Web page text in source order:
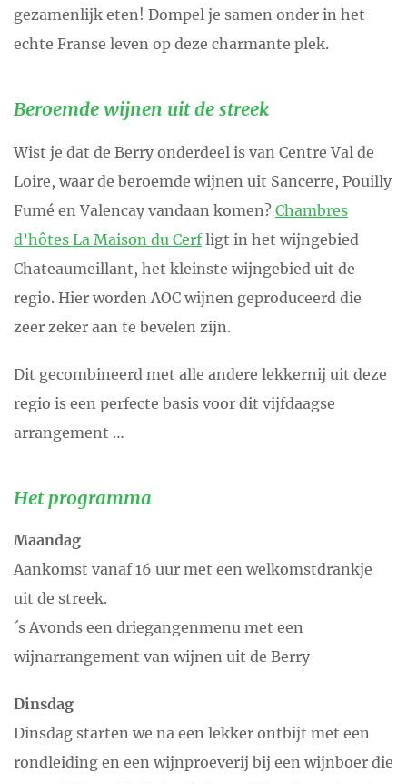
gezamenlijk eten! Dompel je samen onder in het
echte Franse leven op deze charmante plek.
Beroemde wijnen uit de streek
Wist je dat de Berry onderdeel is van Centre Val de
Loire, waar de beroemde wijnen uit Sancerre, Pouilly
Fumé en Valencay vandaan komen? Chambres
d’hôtes La Maison du Cerfligt in het wijngebied
Chateaumeillant, het kleinste wijngebied uit de
regio. Hier worden AOC wijnen geproduceerd die
zeer zeker aan te bevelen zijn.
Dit gecombineerd met alle andere lekkernij uit deze
regio is een perfecte basis voor dit vijfdaagse
arrangement …
Het programma
Maandag
Aankomst vanaf 16 uur met een welkomstdrankje
uit de streek.
´s Avonds een driegangenmenu met een
wijnarrangement van wijnen uit de Berry
Dinsdag
Dinsdag starten we na een lekker ontbijt met een
rondleiding en een wijnproeverij bij een wijnboer die